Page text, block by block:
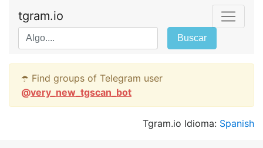
tgram.io
Buscar
☂️ Find groups of Telegram user
@very_new_tgscan_bot
Tgram.io Idioma: Spanish